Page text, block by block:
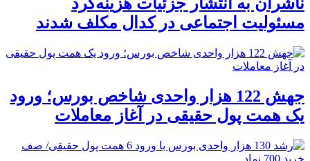
ناشران به انتشار جزئیات هزینه‌کرد
مسئولیت اجتماعی در کدال مکلف شدند
جهش 122 هزار واحدی شاخص بورس؛ ورود
یک همت پول حقیقی در آغاز معاملات